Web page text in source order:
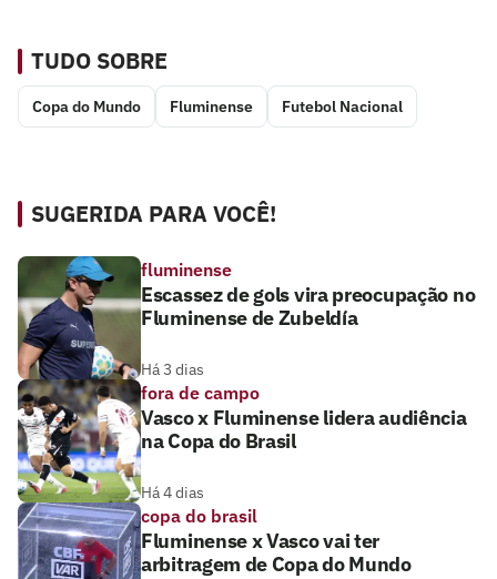
TUDO SOBRE
Copa do Mundo Fluminense Futebol Nacional
SUGERIDA PARA VOCÊ!
fluminense
Escassez de gols vira preocupação no
Fluminense de Zubeldía
Há 3 dias
fora de campo
Vasco x Fluminense lidera audiência
na Copa do Brasil
Há 4 dias
copa do brasil
Fluminense x Vasco vai ter
arbitragem de Copa do Mundo